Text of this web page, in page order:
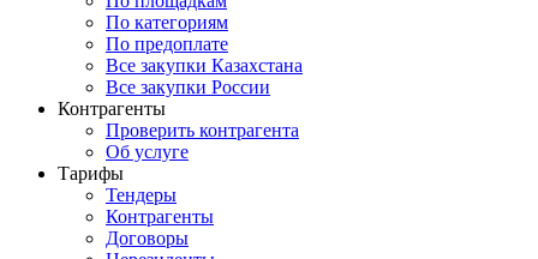
По категориям
По предоплате
Все закупки Казахстана
Все закупки России
Контрагенты
Проверить контрагента
Об услуге
Тарифы
Тендеры
Контрагенты
Договоры